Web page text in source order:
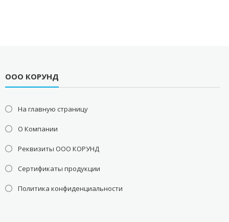
ООО КОРУНД
На главную страницу
О Компании
Реквизиты ООО КОРУНД
Сертификаты продукции
Политика конфиденциальности